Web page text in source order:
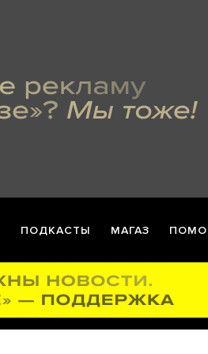
ПОДКАСТЫ МАГАЗ